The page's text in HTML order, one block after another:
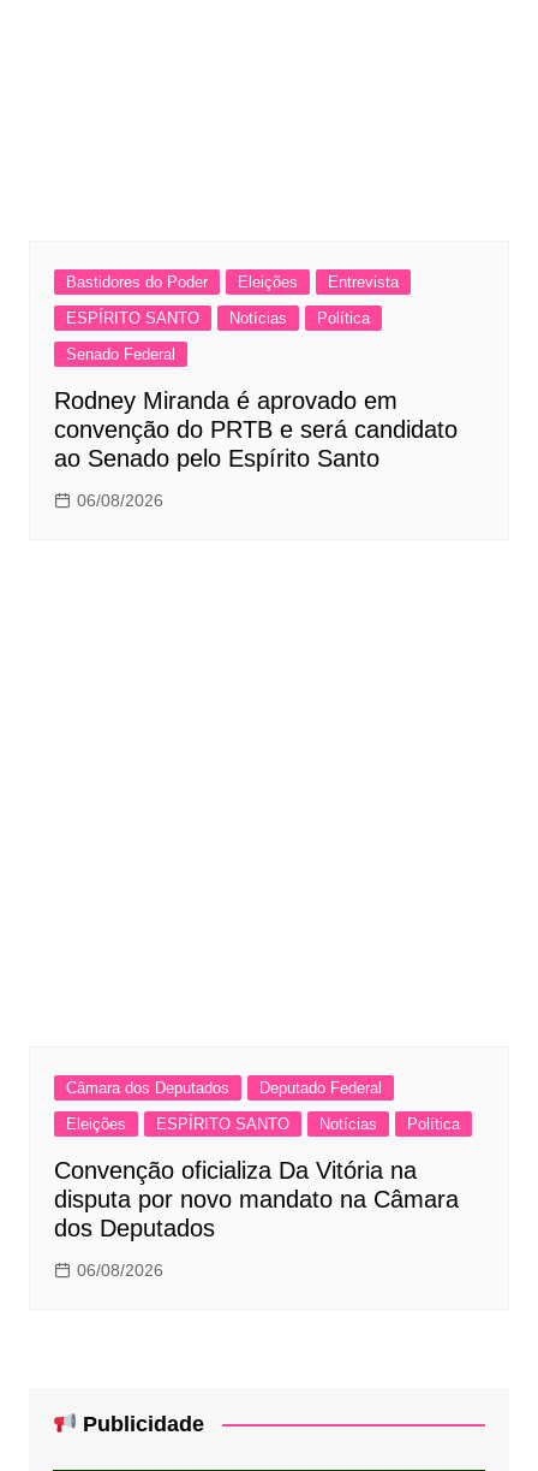
Bastidores do Poder Eleições
Entrevista
ESPÍRITO SANTO
Notícias
Política
Senado Federal
Rodney Miranda é aprovado em
convenção do PRTB e será candidato
ao Senado pelo Espírito Santo
06/08/2026
Câmara dos Deputados
Deputado Federal
Eleições
ESPÍRITO SANTO Notícias Política
Convenção oficializa Da Vitória na
disputa por novo mandato na Câmara
dos Deputados
06/08/2026
Publicidade